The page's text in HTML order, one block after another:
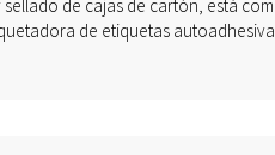
de cajas de cartón, está
de etiquetas